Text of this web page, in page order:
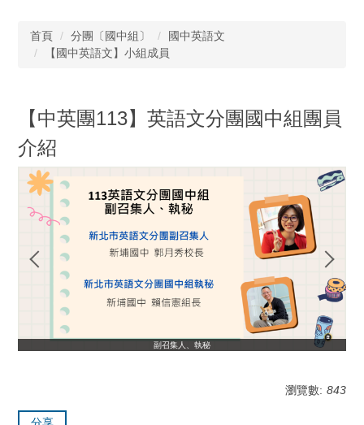
首頁 分團〔國中組〕
國中英語文
【國中英語文】小組成員
【中英團113】英語文分團國中組團員
介紹
副召集人、執秘
瀏覽數: 843